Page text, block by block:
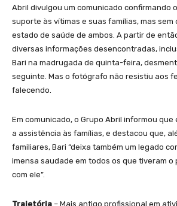
Abril divulgou um comunicado confirmando
suporte às vítimas e suas famílias, mas sem
estado de saúde de ambos. A partir de
diversas informações desencontradas,
Bari na madrugada de quinta-feira,
seguinte. Mas o fotógrafo não resistiu aos
falecendo.
Em comunicado, o Grupo Abril informou
a assistência às famílias, e destacou que,
familiares, Bari “deixa também um legado
imensa saudade em todos os que tiveram o
com ele”.
Trajetória – Mais antigo profissional em